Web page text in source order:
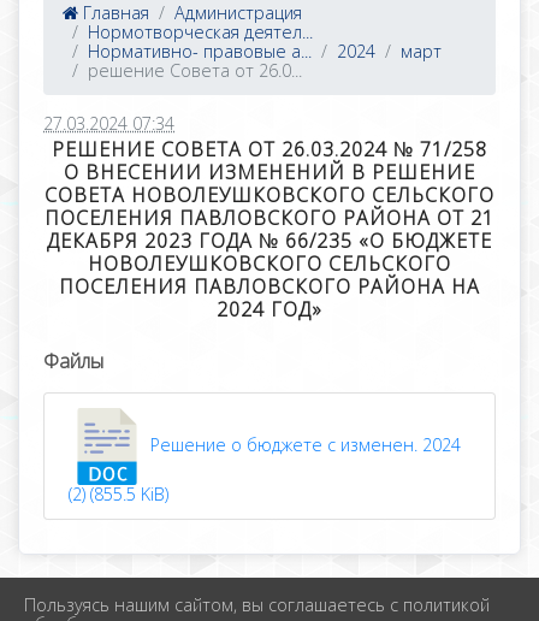
Главная
Администрация
Нормотворческая деятел...
Нормативно- правовые а...
2024
март
решение Совета от 26.0...
27.03.2024 07:34
РЕШЕНИЕ СОВЕТА ОТ 26.03.2024 № 71/258
О ВНЕСЕНИИ ИЗМЕНЕНИЙ В РЕШЕНИЕ
СОВЕТА НОВОЛЕУШКОВСКОГО СЕЛЬСКОГО
ПОСЕЛЕНИЯ ПАВЛОВСКОГО РАЙОНА ОТ 21
ДЕКАБРЯ 2023 ГОДА № 66/235 «О БЮДЖЕТЕ
НОВОЛЕУШКОВСКОГО СЕЛЬСКОГО
ПОСЕЛЕНИЯ ПАВЛОВСКОГО РАЙОНА НА
2024 ГОД»
Файлы
Решение о бюджете с изменен. 2024
(2) (855.5 KiB)
Пользуясь нашим сайтом, вы соглашаетесь с политикой